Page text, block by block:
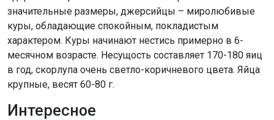
значительные размеры, джерсийцы – миролюбивые
куры, обладающие спокойным, покладистым
характером. Куры начинают нестись примерно в 6-
месячном возрасте. Несущость составляет 170-180 яиц
в год, скорлупа очень светло-коричневого цвета. Яйца
крупные, весят 60-80 г.
Интересное